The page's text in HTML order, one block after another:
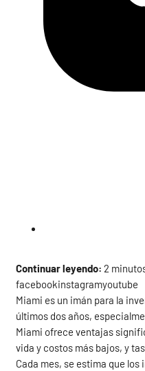
Continuar leyendo: 2
facebookinstagramyoutube
Miami es un imán para la
últimos dos años,
Miami ofrece ventajas
vida y costos más bajos, y
Cada mes, se estima que